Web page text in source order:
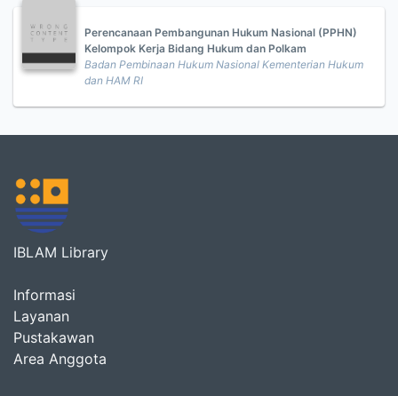
Perencanaan Pembangunan Hukum Nasional (PPHN)
Kelompok Kerja Bidang Hukum dan Polkam
Badan Pembinaan Hukum Nasional Kementerian Hukum
dan HAM RI
IBLAM Library
Informasi
Layanan
Pustakawan
Area Anggota